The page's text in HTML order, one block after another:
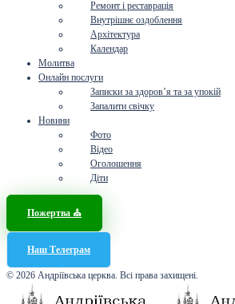
Ремонт і реставрація
Внутрішнє оздоблення
Архітектура
Календар
Молитва
Онлайн послуги
Записки за здоров’я та за упокій
Запалити свічку
Новини
Фото
Відео
Оголошення
Діти
Пожертва ⛪️
Наш Телеграм
© 2026 Андріївська церква. Всі права захищені.